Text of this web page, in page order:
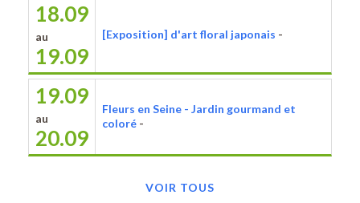
18.09
au
19.09
[Exposition] d'art floral japonais -
19.09
au
20.09
Fleurs en Seine - Jardin gourmand et
coloré -
VOIR TOUS